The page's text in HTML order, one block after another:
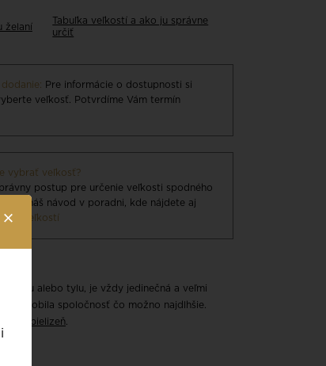
želaní
Tabuľka veľkostí a ako ju správne
určiť
Pre informácie o dostupnosti si
veľkosť. Potvrdíme Vám termín
vybrať veľkosť?
postup pre určenie veľkosti spodného
si náš návod v poradni, kde nájdete aj
veľkostí
alebo tylu, je vždy jedinečná a veľmi
robila spoločnosť čo možno najdlhšie.
bielizeň
×